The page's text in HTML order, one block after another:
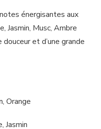
énergisantes aux
Jasmin, Musc, Ambre
et d’une grande